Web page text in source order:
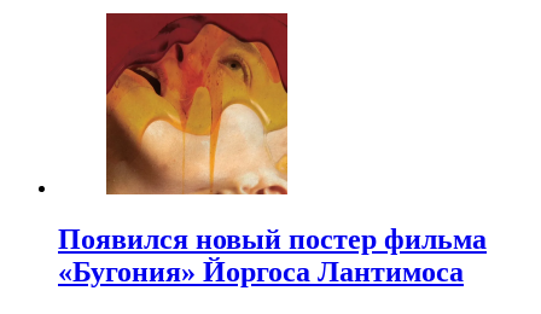
Появился новый постер фильма
«Бугония» Йоргоса Лантимоса